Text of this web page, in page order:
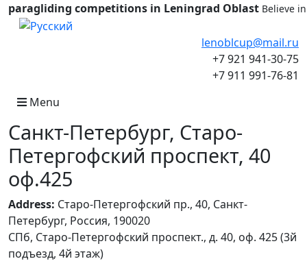
paragliding competitions in Leningrad Oblast Believe
Select your language
lenoblcup@mail.ru
+7 921 941-30-75
+7 911 991-76-81
Menu
Санкт-Петербург, Старо-
Петергофский проспект, 40
оф.425
Address: Старо-Петергофский пр., 40, Санкт-
Петербург, Россия, 190020
СПб, Старо-Петергофский проспект., д. 40, оф. 425 (3й
подъезд, 4й этаж)